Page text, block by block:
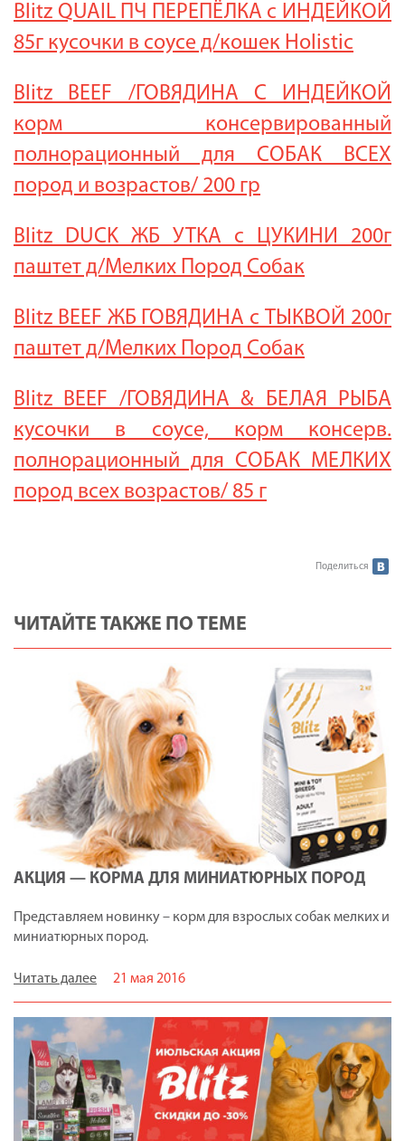
Blitz QUAIL ПЧ ПЕРЕПЁЛКА с ИНДЕЙКОЙ
85г кусочки в соусе д/кошек Holistic
Blitz BEEF /ГОВЯДИНА С ИНДЕЙКОЙ
корм консервированный
полнорационный для СОБАК ВСЕХ
пород и возрастов/ 200 гр
Blitz DUCK ЖБ УТКА с ЦУКИНИ 200г
паштет д/Мелких Пород Собак
Blitz BEEF ЖБ ГОВЯДИНА с ТЫКВОЙ 200г
паштет д/Мелких Пород Собак
Blitz BEEF /ГОВЯДИНА & БЕЛАЯ РЫБА
кусочки в соусе, корм консерв.
полнорационный для СОБАК МЕЛКИХ
пород всех возрастов/ 85 г
Поделиться
ЧИТАЙТЕ ТАКЖЕ ПО ТЕМЕ
АКЦИЯ — КОРМА ДЛЯ МИНИАТЮРНЫХ ПОРОД
Представляем новинку – корм для взрослых собак мелких и
миниатюрных пород.
Читать далее 21 мая 2016